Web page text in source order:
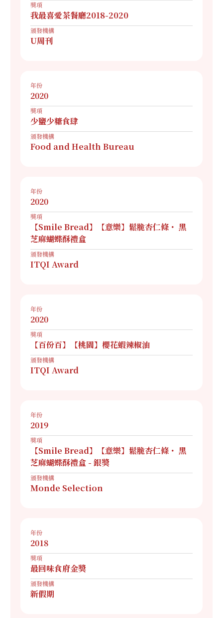
獎項
我最喜愛茶餐廳2018-2020
頒發機構
U周刊
年份
2020
獎項
少鹽少糖食肆
頒發機構
Food and Health Bureau
年份
2020
獎項
【Smile Bread】【意樂】鬆脆杏仁條・ 黑
芝麻蝴蝶酥禮盒
頒發機構
ITQI Award
年份
2020
獎項
【百份百】【桃園】櫻花蝦辣椒油
頒發機構
ITQI Award
年份
2019
獎項
【Smile Bread】【意樂】鬆脆杏仁條・ 黑
芝麻蝴蝶酥禮盒 - 銀獎
頒發機構
Monde Selection
年份
2018
獎項
最回味食府金獎
頒發機構
新假期